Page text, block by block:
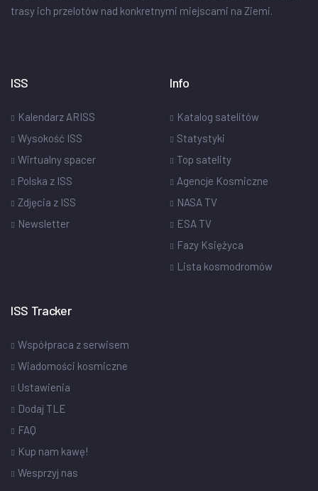
trasy ich przelotów nad konkretnymi miejscami na Ziemi.
ISS
Kalendarz ARISS
Wysokość ISS
Wirtualny spacer
Polska z ISS
Zdjęcia z ISS
Newsletter
Info
Katalog satelitów
Statystyki
Top satelity
Agencje Kosmiczne
NASA TV
ESA TV
Fazy Księżyca
Lista kosmodromów
ISS Tracker
Współpraca z serwisem
Wiadomości kosmiczne
Ustawienia
Dodaj TLE
FAQ
Kup nam kawę!
Wesprzyj nas